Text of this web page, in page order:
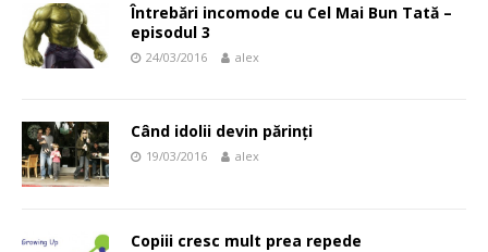
Întrebări incomode cu Cel Mai Bun Tată –
episodul 3
24/03/2016 alex
Când idolii devin părinți
19/03/2016 alex
Copiii cresc mult prea repede